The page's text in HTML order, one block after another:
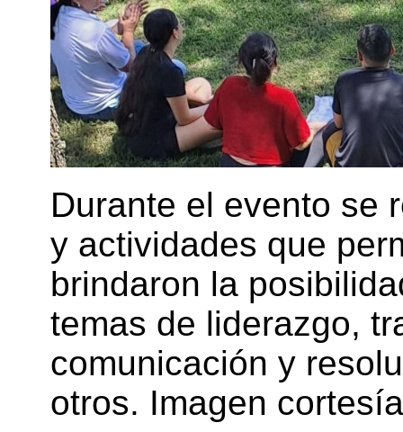
Durante el evento se
y actividades que
brindaron la
temas de liderazgo,
comunicación y
otros. Imagen